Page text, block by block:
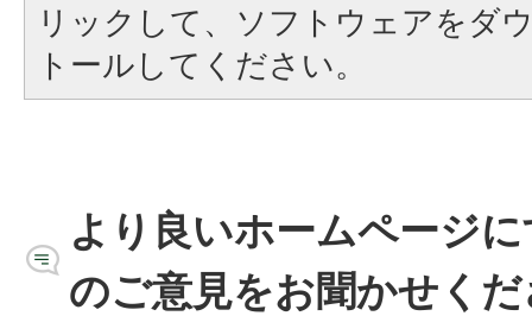
リックして、ソフトウェアをダ
トールしてください。
より良いホームページ
のご意見をお聞かせく